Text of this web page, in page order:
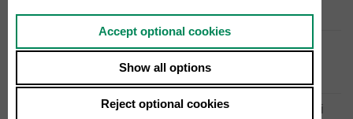
Chinotto in bottiglia 4x275ml, Lurisia
Filetti di sardine sott'olio 580g, Tosi e Raggini
Accept optional cookies
Show all options
Reject optional cookies